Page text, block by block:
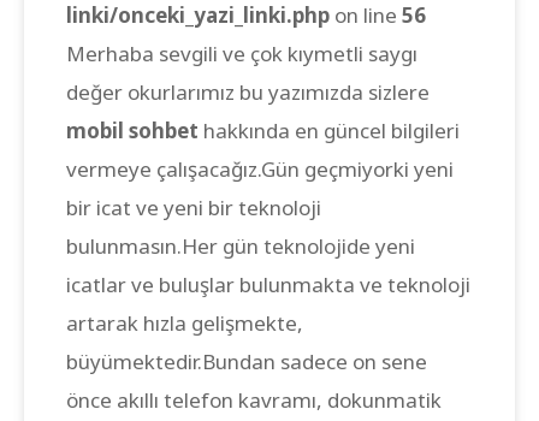
linki/onceki_yazi_linki.php on line 56
Merhaba sevgili ve çok kıymetli saygı
değer okurlarımız bu yazımızda sizlere
mobil sohbet hakkında en güncel bilgileri
vermeye çalışacağız.Gün geçmiyorki yeni
bir icat ve yeni bir teknoloji
bulunmasın.Her gün teknolojide yeni
icatlar ve buluşlar bulunmakta ve teknoloji
artarak hızla gelişmekte,
büyümektedir.Bundan sadece on sene
önce akıllı telefon kavramı, dokunmatik